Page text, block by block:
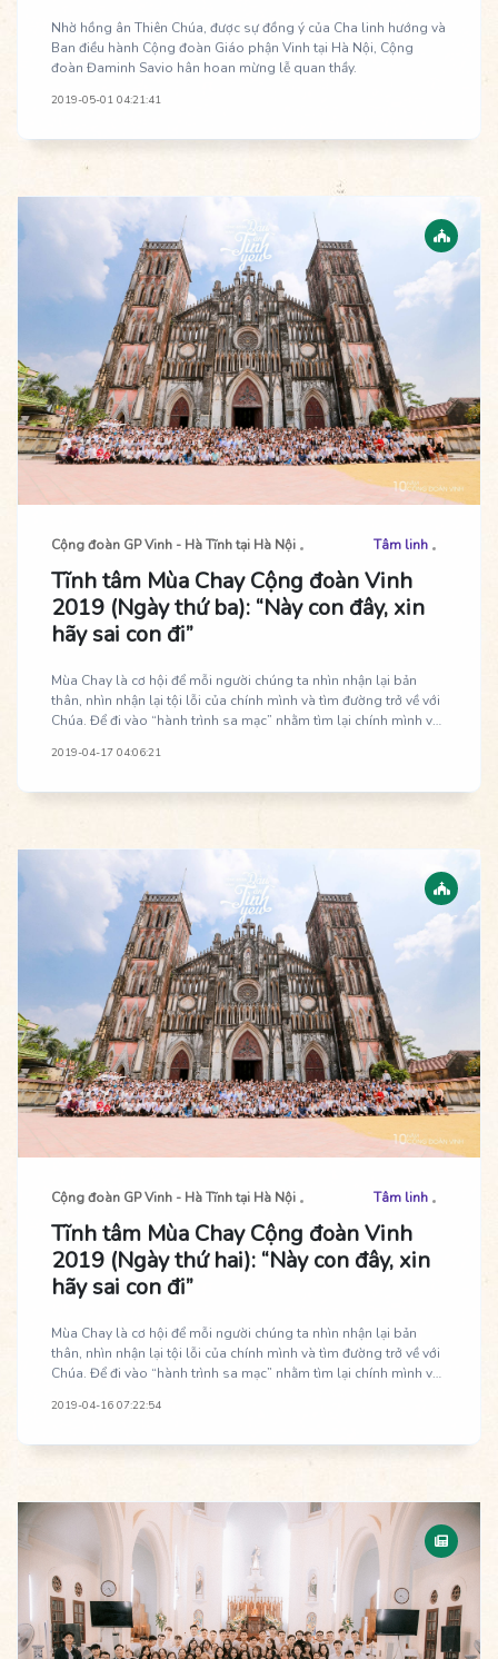
Nhờ hồng ân Thiên Chúa, được sự đồng ý của Cha linh hướng và
Ban điều hành Cộng đoàn Giáo phận Vinh tại Hà Nội, Cộng
đoàn Đaminh Savio hân hoan mừng lễ quan thầy.
2019-05-01 04:21:41
Cộng đoàn GP Vinh - Hà Tĩnh tại Hà Nội Tâm linh
Tĩnh tâm Mùa Chay Cộng đoàn Vinh
2019 (Ngày thứ ba): “Này con đây, xin
hãy sai con đi”
Mùa Chay là cơ hội để mỗi người chúng ta nhìn nhận lại bản
thân, nhìn nhận lại tội lỗi của chính mình và tìm đường trở về với
Chúa. Để đi vào “hành trình sa mạc” nhằm tìm lại chính mình và
14.04.2019 vừa qua, Cộng đoàn Giáo phận Vinh tại Hà Nội đã tổ
2019-04-17 04:06:21
Cộng đoàn GP Vinh - Hà Tĩnh tại Hà Nội Tâm linh
Tĩnh tâm Mùa Chay Cộng đoàn Vinh
2019 (Ngày thứ hai): “Này con đây, xin
hãy sai con đi”
Mùa Chay là cơ hội để mỗi người chúng ta nhìn nhận lại bản
thân, nhìn nhận lại tội lỗi của chính mình và tìm đường trở về với
Chúa. Để đi vào “hành trình sa mạc” nhằm tìm lại chính mình và
14.04.2019 vừa qua, Cộng đoàn Giáo phận Vinh tại Hà Nội đã tổ
2019-04-16 07:22:54